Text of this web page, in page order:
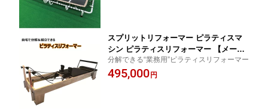
スプリットリフォーマー ピラティスマ
シン ピラティスリフォーマー 【メーカ
ー直送・送料別途見積】[alpsアルプス]
トレーニングマシン 呼吸 インナーマッ
分解できる“業務用”ピラティスリフォーマー
495,000 円